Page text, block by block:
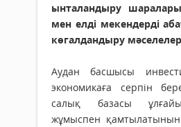
ынталандыру
мен елді мекендерді
көгалдандыру
Аудан басшысы
экономикаға серпін
салық базасы
жұмыспен